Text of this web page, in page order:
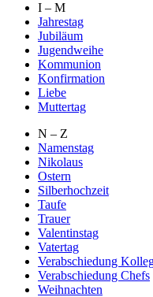
I – M
Jahrestag
Jubiläum
Jugendweihe
Kommunion
Konfirmation
Liebe
Muttertag
N – Z
Namenstag
Nikolaus
Ostern
Silberhochzeit
Taufe
Trauer
Valentinstag
Vatertag
Verabschiedung
Verabschiedung Chefs
Weihnachten